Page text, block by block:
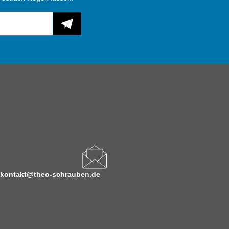
kontakt@theo-schrauben.de